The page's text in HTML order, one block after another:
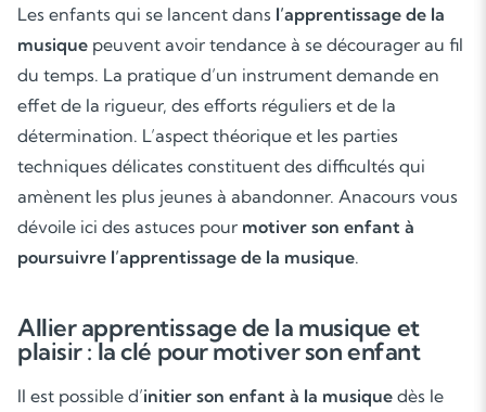
Les enfants qui se lancent dans l’apprentissage de la
musique peuvent avoir tendance à se décourager au fil
du temps. La pratique d’un instrument demande en
effet de la rigueur, des efforts réguliers et de la
détermination. L’aspect théorique et les parties
techniques délicates constituent des difficultés qui
amènent les plus jeunes à abandonner. Anacours vous
dévoile ici des astuces pour motiver son enfant à
poursuivre l’apprentissage de la musique.
Allier apprentissage de la musique et
plaisir : la clé pour motiver son enfant
Il est possible d’initier son enfant à la musique dès le